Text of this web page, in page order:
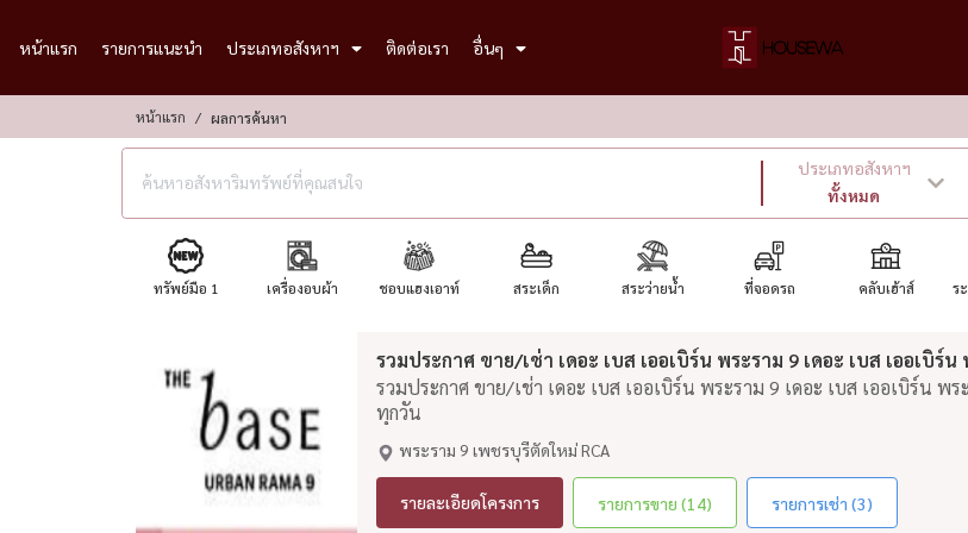
หน้าแรก รายการแนะนำ ประเภทอสังหาฯ ติดต่อเรา อื่นๆ
หน้าแรก ผลการค้นหา
ประเภทอสังหาฯ
ทั้งหมด
ทรัพย์มือ 1 เครื่องอบผ้า ชอบแฮงเอาท์ สระเด็ก สระว่ายน้ำ ที่จอดรถ คลับเฮ้าส์ ร
รวมประกาศ ขาย/เช่า เดอะ เบส เออเบิร์น พระราม 9 เดอะ เบส เออเบิร์
รวมประกาศ ขาย/เช่า เดอะ เบส เออเบิร์น พระราม 9 เดอะ เบส เออเบิร์น
ทุกวัน
พระราม 9 เพชรบุรีตัดใหม่ RCA
รายละเอียดโครงการ รายการขาย (14) รายการเช่า (3)